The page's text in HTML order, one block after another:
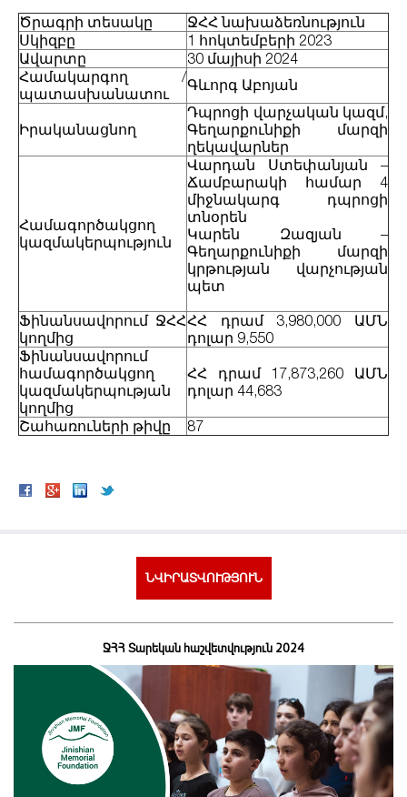
Ծրագրի տեսակը
ՋՀՀ նախաձեռնություն
Սկիզբը
1 հոկտեմբերի 2023
Ավարտը
30 մայիսի 2024
Համակարգող /
պատասխանատու
Գևորգ Աբոյան
Իրականացնող
Դպրոցի վարչական կազմ,
Գեղարքունիքի մարզի
ղեկավարներ
Համագործակցող
կազմակերպություն
Վարդան Ստեփանյան –
Ճամբարակի համար 4
միջնակարգ դպրոցի
տնօրեն
Կարեն Զազյան –
Գեղարքունիքի մարզի
կրթության վարչության
պետ
Ֆինանսավորում ՋՀՀ
կողմից
ՀՀ դրամ 3,980,000 ԱՄՆ
դոլար 9,550
Ֆինանսավորում
համագործակցող
կազմակերպության
կողմից
ՀՀ դրամ 17,873,260 ԱՄՆ
դոլար 44,683
Շահառուների թիվը 87
ՆՎԻՐԱՏՎՈՒԹՅՈՒՆ
ՋՀՀ Տարեկան հաշվետվություն 2024